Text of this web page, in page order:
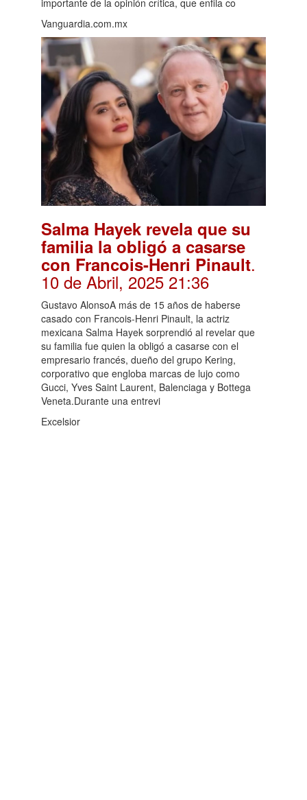
Vanguardia.com.mx
Salma Hayek revela que su
familia la obligó a casarse
con Francois-Henri Pinault.
10 de Abril, 2025 21:36
Gustavo AlonsoA más de 15 años de haberse
casado con Francois-Henri Pinault, la actriz
mexicana Salma Hayek sorprendió al revelar que
su familia fue quien la obligó a casarse con el
empresario francés, dueño del grupo Kering,
corporativo que engloba marcas de lujo como
Gucci, Yves Saint Laurent, Balenciaga y Bottega
Veneta.Durante una entrevi
Excelsior